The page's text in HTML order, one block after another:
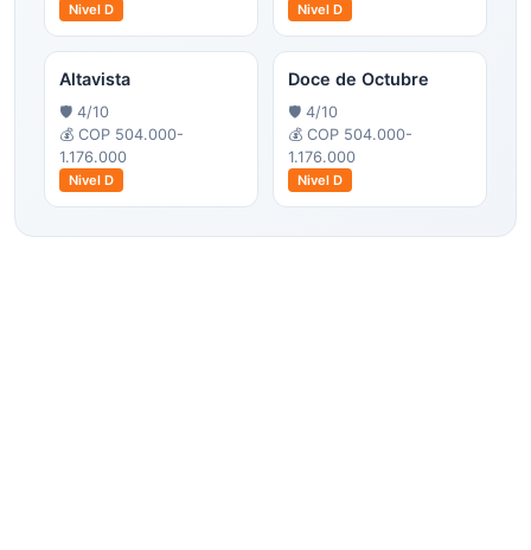
Nivel D Nivel D
Altavista
🛡️ 4/10
💰 COP 504.000-
1.176.000
Nivel D
Doce de Octubre
🛡️ 4/10
💰 COP 504.000-
1.176.000
Nivel D